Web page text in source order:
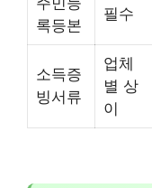
록등본
필수
소득증
빙서류
업체
별 상
이